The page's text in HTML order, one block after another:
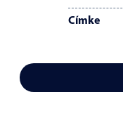
Címke